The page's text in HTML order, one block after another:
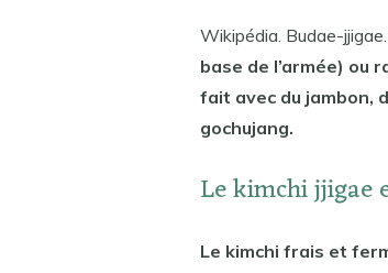
Wikipédia. Budae-
base de l’armée) ou
fait avec du jambon,
gochujang.
Le kimchi jjigae
Le kimchi frais et